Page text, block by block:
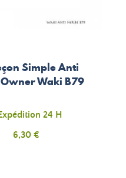
Simple Anti
Waki B79
24 H
Prix
6,30 €